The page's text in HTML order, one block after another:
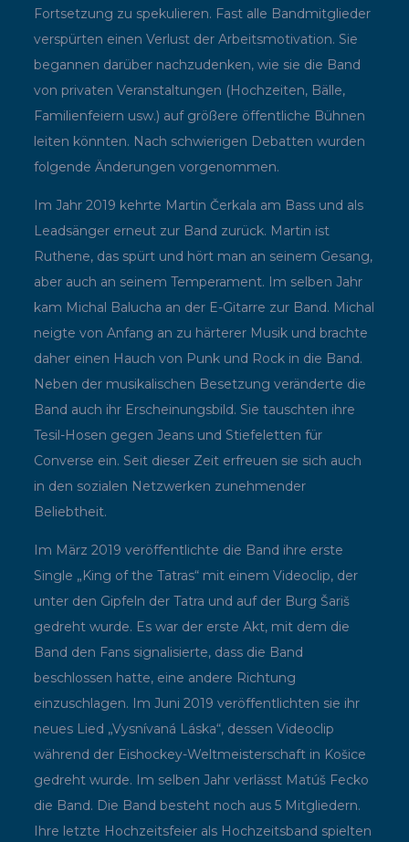
Fortsetzung zu spekulieren. Fast alle Bandmitglieder
verspürten einen Verlust der Arbeitsmotivation. Sie
begannen darüber nachzudenken, wie sie die Band
von privaten Veranstaltungen (Hochzeiten, Bälle,
Familienfeiern usw.) auf größere öffentliche Bühnen
leiten könnten. Nach schwierigen Debatten wurden
folgende Änderungen vorgenommen.
Im Jahr 2019 kehrte Martin Čerkala am Bass und als
Leadsänger erneut zur Band zurück. Martin ist
Ruthene, das spürt und hört man an seinem Gesang,
aber auch an seinem Temperament. Im selben Jahr
kam Michal Balucha an der E-Gitarre zur Band. Michal
neigte von Anfang an zu härterer Musik und brachte
daher einen Hauch von Punk und Rock in die Band.
Neben der musikalischen Besetzung veränderte die
Band auch ihr Erscheinungsbild. Sie tauschten ihre
Tesil-Hosen gegen Jeans und Stiefeletten für
Converse ein. Seit dieser Zeit erfreuen sie sich auch
in den sozialen Netzwerken zunehmender
Beliebtheit.
Im März 2019 veröffentlichte die Band ihre erste
Single „King of the Tatras“ mit einem Videoclip, der
unter den Gipfeln der Tatra und auf der Burg Šariš
gedreht wurde. Es war der erste Akt, mit dem die
Band den Fans signalisierte, dass die Band
beschlossen hatte, eine andere Richtung
einzuschlagen. Im Juni 2019 veröffentlichten sie ihr
neues Lied „Vysnívaná Láska“, dessen Videoclip
während der Eishockey-Weltmeisterschaft in Košice
gedreht wurde. Im selben Jahr verlässt Matúš Fecko
die Band. Die Band besteht noch aus 5 Mitgliedern.
Ihre letzte Hochzeitsfeier als Hochzeitsband spielten